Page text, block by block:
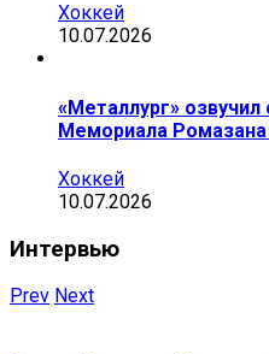
Хоккей
10.07.2026
«Металлург» озвучил
Мемориала Ромазана
Хоккей
10.07.2026
Интервью
Prev Next